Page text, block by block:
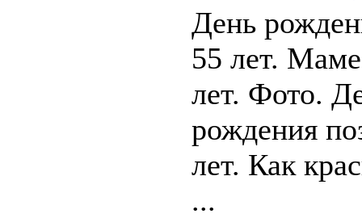
День
55 лет.
лет. Фото.
рождения
лет. Как
...